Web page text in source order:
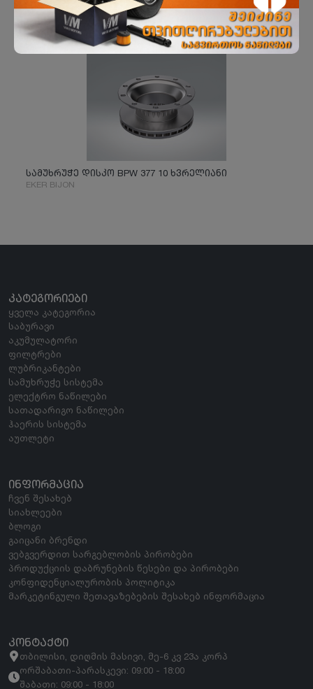
სამუხრუჭე დისკო BPW 377 10 ხვრელიანი
EKER BIJON
ᲙᲐᲢᲔᲒᲝᲠᲘᲔᲑᲘ
ყველა კატეგორია
საბურავი
აკუმულატორი
ფილტრები
ლუბრიკანტები
სამუხრუჭე სისტემა
ელექტრო ნაწილები
სათადარიგო ნაწილები
ჰაერის სისტემა
აუთლეტი
ᲘᲜᲤᲝᲠᲛᲐᲪᲘᲐ
ჩვენ შესახებ
სიახლეები
ბლოგი
გაიცანი ბრენდი
ვებგვერდით სარგებლობის პირობები
პროდუქციის დაბრუნების წესები და პირობები
კონფიდენციალურობის პოლიტიკა
მარკეტინგული შეთავაზებების შესახებ ინფორმაცია
ᲙᲝᲜᲢᲐᲥᲢᲘ
თბილისი, დიღმის მასივი, მე-6 კვ 23ა კორპ
ორშაბათი-პარასკევი: 09:00 - 18:00
შაბათი: 09:00 - 18:00